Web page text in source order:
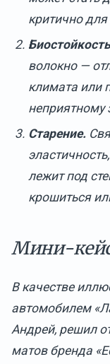
критично
волокно —
климата или
неприятному
Старение.
лежит под
крошиться
Мини-
В качестве
автомобилем
Андрей, решил
матов бренда